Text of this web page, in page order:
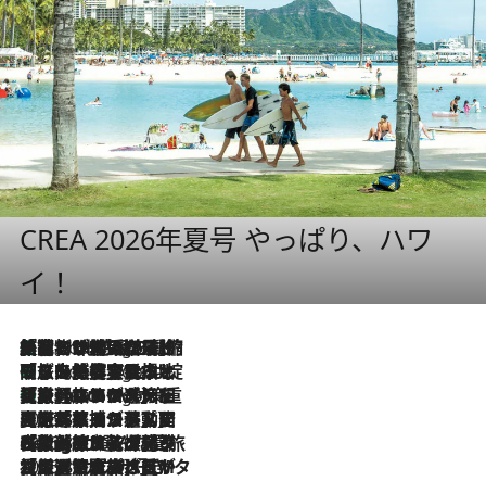
CREA 2026年夏号 やっぱり、ハワ
イ！
9 Hours Ago
「荷物が増えるほど旅ストレスは増す」美容ジャーナリストがたどり着いた最終結論。“化粧品を劇的に減らす”感動の凝縮美容とは
9 Hours Ago
「旅先には金髪ウィッグを持参」日本と同じメイクでは損してる!? 美容ジャーナリストが提案する“掟破りの旅美容”とは
9 Hours Ago
【厳選旅コスメ】「身軽さ＆UV対策重視！」ヘアアーティストshucoが選んだ夏旅ベストコスメを発表【Mサイズジップ】
2026.8.5
【厳選旅コスメ】国内をあちこち移動する河井菜摘が選んだ夏旅ベストコスメ発表！「リラックスアイテムはマスト」【Mサイズジップ】
2026.8.4
【厳選旅コスメ】「紫外線＆乾燥対策しながらメイク感も！」ヘア＆メイクGeorgeが選んだ夏旅ベストコスメを発表！【Mサイズジップ】
2026.8.3
【厳選旅コスメ】「保湿もタイパ重視！」“サウナ好き”タレント清水みさとが愛用する夏旅ベストコスメを発表！【Mサイズジップ】